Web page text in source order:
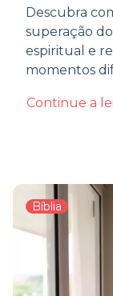
Descubra
superação
espiritual e
momentos
Continue a
Bíblia